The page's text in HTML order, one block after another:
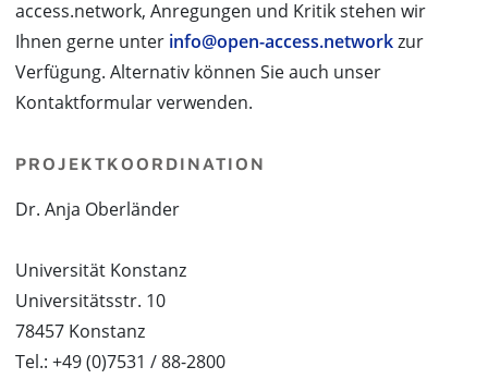
access.network, Anregungen und Kritik stehen wir
Ihnen gerne unter info@open-access.networkzur
Verfügung. Alternativ können Sie auch unser
Kontaktformular verwenden.
PROJEKTKOORDINATION
Dr. Anja Oberländer
Universität Konstanz
Universitätsstr. 10
78457 Konstanz
Tel.: +49 (0)7531 / 88-2800